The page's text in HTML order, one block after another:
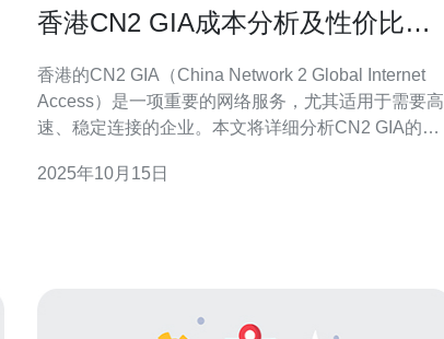
香港CN2 GIA成本分析及性价比评
香港的CN2 GIA（China Network 2 Global Internet
Access）是一项重要的网络服务，尤其适用于需要高
速、稳定连接的企业。本文将详细分析CN2 GIA的成
实际价值。 在进行成本分析时，我们需要考虑多个因
2025年10月15日